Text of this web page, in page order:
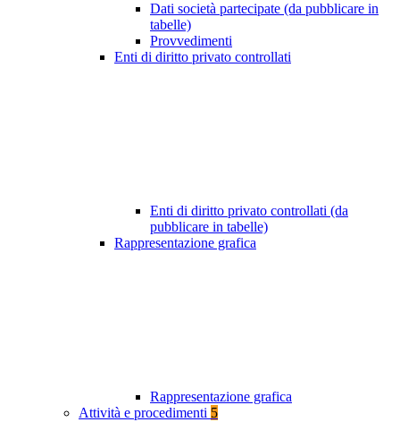
Dati società partecipate (da pubblicare in
tabelle)
Provvedimenti
Enti di diritto privato controllati
Enti di diritto privato controllati (da
pubblicare in tabelle)
Rappresentazione grafica
Rappresentazione grafica
Attività e procedimenti 5